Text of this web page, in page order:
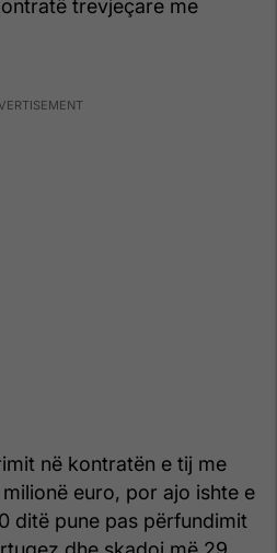
trevjeçare me
në kontratën e tij me
euro, por ajo ishte e
ditë pune pas përfundimit